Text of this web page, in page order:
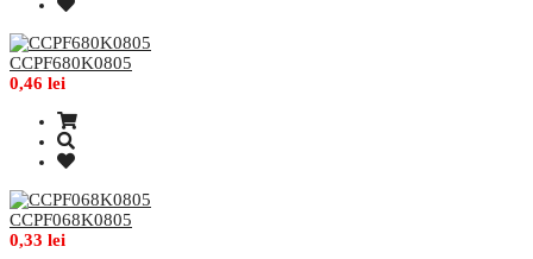
CCPF680K0805
0,46 lei
CCPF068K0805
0,33 lei